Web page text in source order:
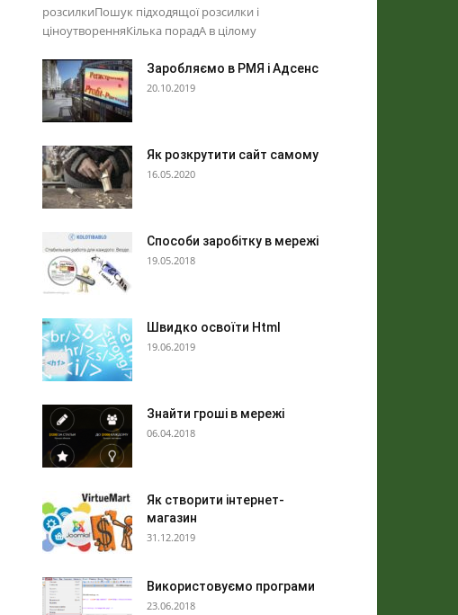
розсилкиПошук підходящої розсилки і
ціноутворенняКілька порадА в цілому
Заробляємо в РМЯ і Адсенс
20.10.2019
Як розкрутити сайт самому
16.05.2020
Способи заробітку в мережі
19.05.2018
Швидко освоїти Html
19.06.2019
Знайти гроші в мережі
06.04.2018
Як створити інтернет-
магазин
31.12.2019
Використовуємо програми
23.06.2018